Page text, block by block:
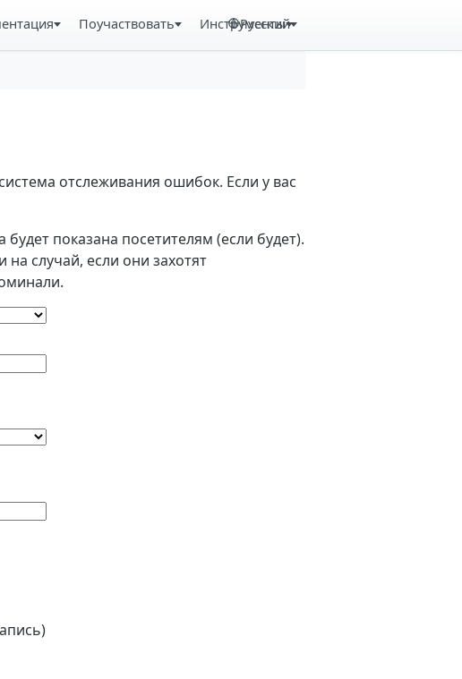
Поучаствовать Инструменты
Русский
отслеживания ошибок. Если у вас
показана посетителям (если будет).
случай, если они захотят